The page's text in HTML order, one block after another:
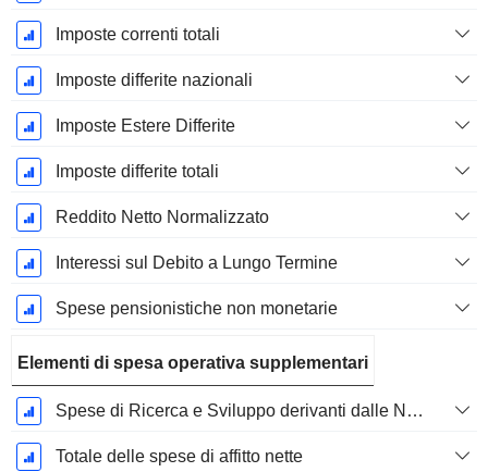
Imposte correnti totali
Imposte differite nazionali
Imposte Estere Differite
Imposte differite totali
Reddito Netto Normalizzato
Interessi sul Debito a Lungo Termine
Spese pensionistiche non monetarie
Elementi di spesa operativa supplementari
Spese di Ricerca e Sviluppo derivanti dalle Note a piè di pagina
Totale delle spese di affitto nette